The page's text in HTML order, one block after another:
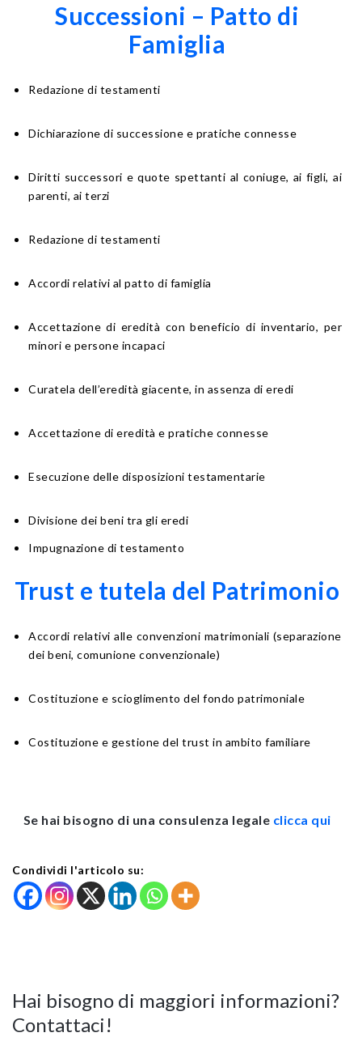
Successioni – Patto di
Famiglia
Redazione di testamenti
Dichiarazione di successione e pratiche connesse
Diritti successori e quote spettanti al coniuge, ai figli, ai
parenti, ai terzi
Redazione di testamenti
Accordi relativi al patto di famiglia
Accettazione di eredità con beneficio di inventario, per
minori e persone incapaci
Curatela dell’eredità giacente, in assenza di eredi
Accettazione di eredità e pratiche connesse
Esecuzione delle disposizioni testamentarie
Divisione dei beni tra gli eredi
Impugnazione di testamento
Trust e tutela del Patrimonio
Accordi relativi alle convenzioni matrimoniali (separazione
dei beni, comunione convenzionale)
Costituzione e scioglimento del fondo patrimoniale
Costituzione e gestione del trust in ambito familiare
Se hai bisogno di una consulenza legale clicca qui
Condividi l'articolo su:
Hai bisogno di maggiori informazioni?
Contattaci!